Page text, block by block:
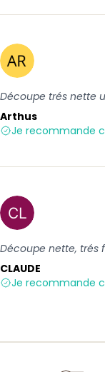
Découpe trés nette
Arthus
Je recommande
Découpe nette, trés
CLAUDE
Je recommande